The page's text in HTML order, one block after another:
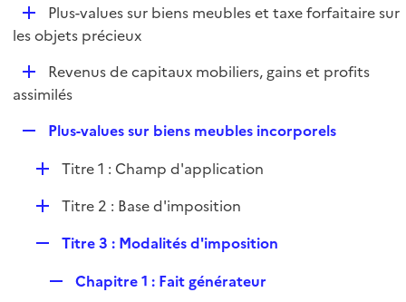
p
l
i
e
r
D
é
i
Plus-values sur biens meubles et taxe forfaitaire sur
les objets précieux
D
é
i
e
r
Revenus de capitaux mobiliers, gains et profits
assimilés
p
l
i
e
Plus-values sur biens meubles incorporels
D
e
Titre 1 : Champ d'application
DTitre 2 : Base d'imposition
p
Titre 3 : Modalités d'imposition
Chapitre 1 : Fait générateur